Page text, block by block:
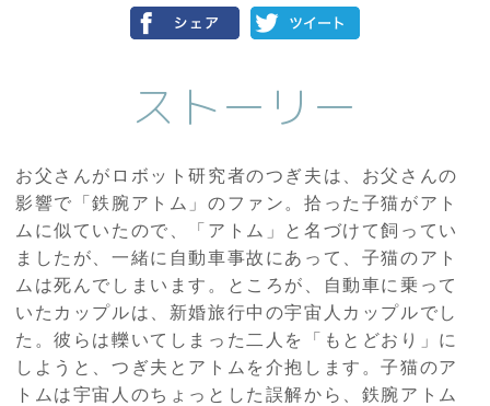
ストーリー
お父さんがロボット研究者のつぎ夫は、お父さんの
影響で「鉄腕アトム」のファン。拾った子猫がアト
ムに似ていたので、「アトム」と名づけて飼ってい
ましたが、一緒に自動車事故にあって、子猫のアト
ムは死んでしまいます。ところが、自動車に乗って
いたカップルは、新婚旅行中の宇宙人カップルでし
た。彼らは轢いてしまった二人を「もとどおり」に
しようと、つぎ夫とアトムを介抱します。子猫のア
トムは宇宙人のちょっとした誤解から、鉄腕アトム